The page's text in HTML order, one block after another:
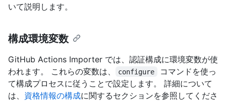
いて説明します。
構成環境変数
GitHub Actions Importer では、認証構成に環境変数が使
われます。 これらの変数は、
configure
コマンドを使っ
て構成プロセスに従うことで設定します。 詳細について
は、 資格情報の構成に関するセクションを参照してくださ